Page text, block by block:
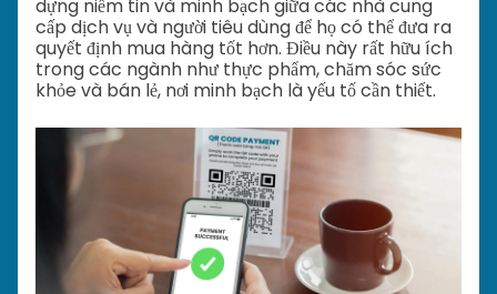
dựng niềm tin và minh bạch giữa các nhà cung
cấp dịch vụ và người tiêu dùng để họ có thể đưa ra
quyết định mua hàng tốt hơn. Điều này rất hữu ích
trong các ngành như thực phẩm, chăm sóc sức
khỏe và bán lẻ, nơi minh bạch là yếu tố cần thiết.